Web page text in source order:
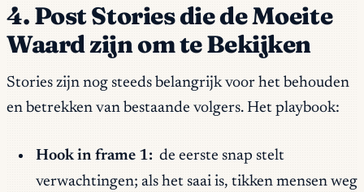
4. Post Stories die de Moeite
Waard zijn om te Bekijken
Stories zijn nog steeds belangrijk voor het behouden
en betrekken van bestaande volgers. Het playbook:
Hook in frame 1: de eerste snap stelt
verwachtingen; als het saai is, tikken mensen weg